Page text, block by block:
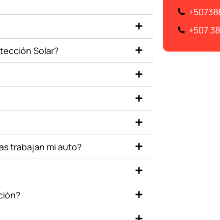
Solar?
trabajan mi auto?
+507